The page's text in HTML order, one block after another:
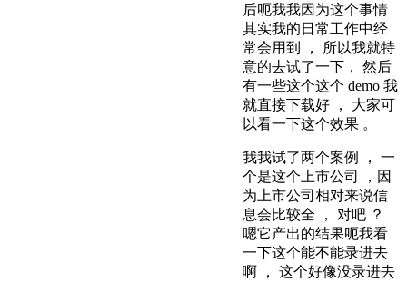
后呃我我因为这个事情
其实我的日常工作中经
常会用到 ， 所以我就特
意的去试了一下， 然后
有一些这个这个 demo 我
就直接下载好 ， 大家可
以看一下这个效果 。
我我试了两个案例 ， 一
个是这个上市公司 ，因
为上市公司相对来说信
息会比较全 ， 对吧 ？
嗯它产出的结果呃我看
一下这个能不能录进去
啊 ， 这个好像没录进去